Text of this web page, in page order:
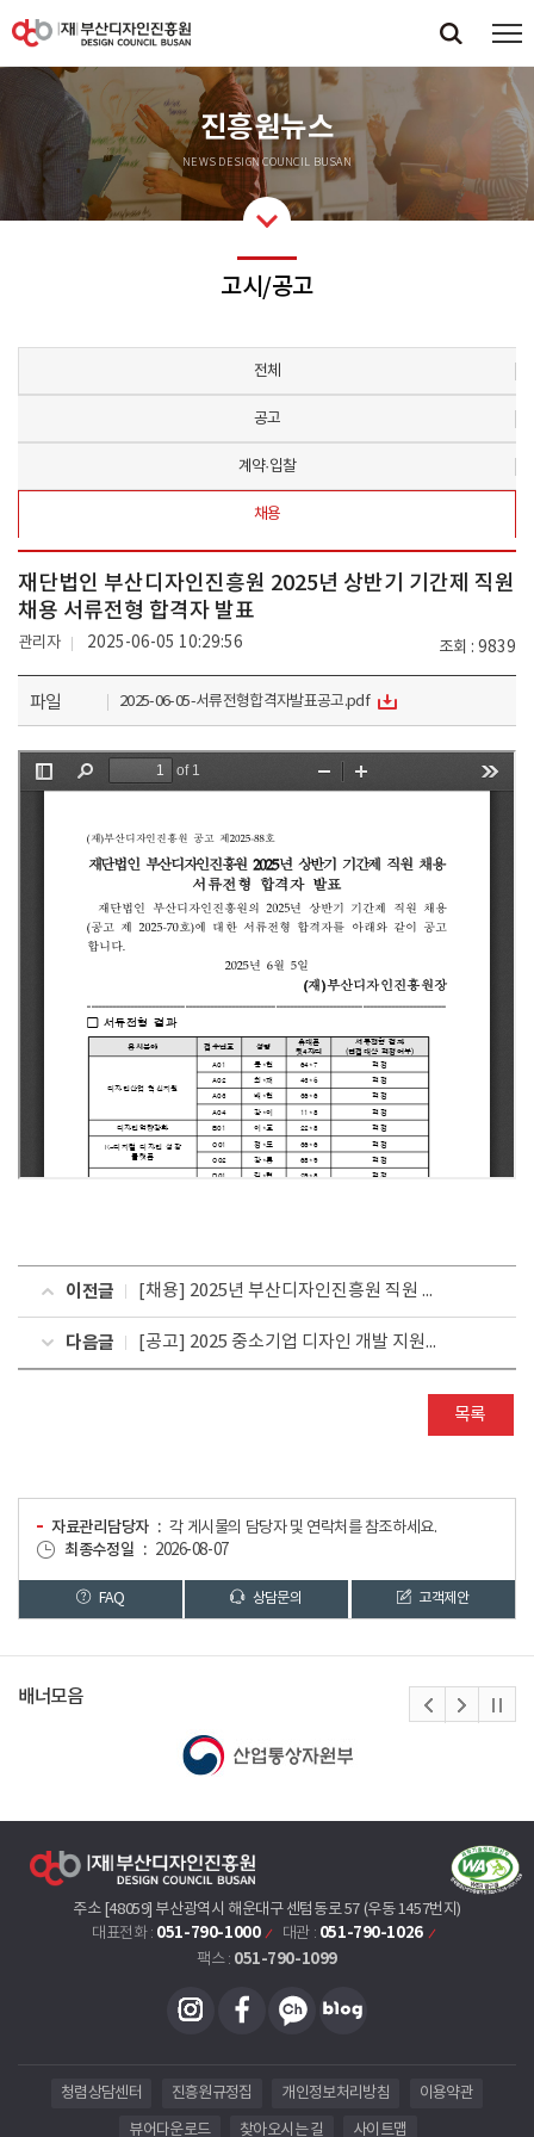
진흥원뉴스
NEWS DESIGN COUNCIL BUSAN
고시/공고
전체
공고
계약·입찰
채용
재단법인 부산디자인진흥원 2025년 상반기 기간제 직원
채용 서류전형 합격자 발표
조회 9839
관리자 2025-06-05 10:29:56
파일 2025-06-05-서류전형합격자발표공고.pdf
이전글 [채용] 2025년 부산디자인진흥원 직원 공개채용 서류전형 합격자 발표
다음글 [공고] 2025 중소기업 디자인 개발 지원사업(2차) 발표평가 결과 안내
목록
자료관리담당자
각 게시물의 담당자 및 연락처를 참조하세요.
최종수정일
2026-08-07
FAQ 상담문의 고객제안
배너모음
주소 [48059] 부산광역시 해운대구 센텀동로 57 (우동 1457번지)
대표전화 : 051-790-1000 대관 : 051-790-1026
팩스 : 051-790-1099
청렴상담센터 진흥원규정집 개인정보처리방침 이용약관
뷰어다운로드 찾아오시는 길 사이트맵